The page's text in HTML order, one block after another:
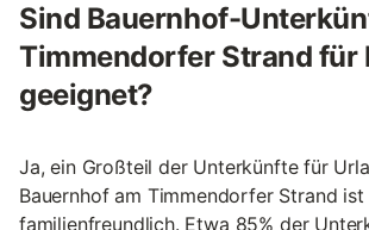
Sind Bauernhof-
Timmendorfer Strand für
geeignet?
Ja, ein Großteil der Unterkünfte für
Bauernhof am Timmendorfer Strand ist
familienfreundlich. Etwa 85% der